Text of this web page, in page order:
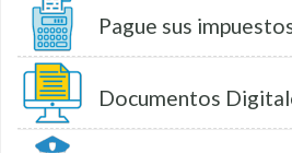
Pague sus
Documentos